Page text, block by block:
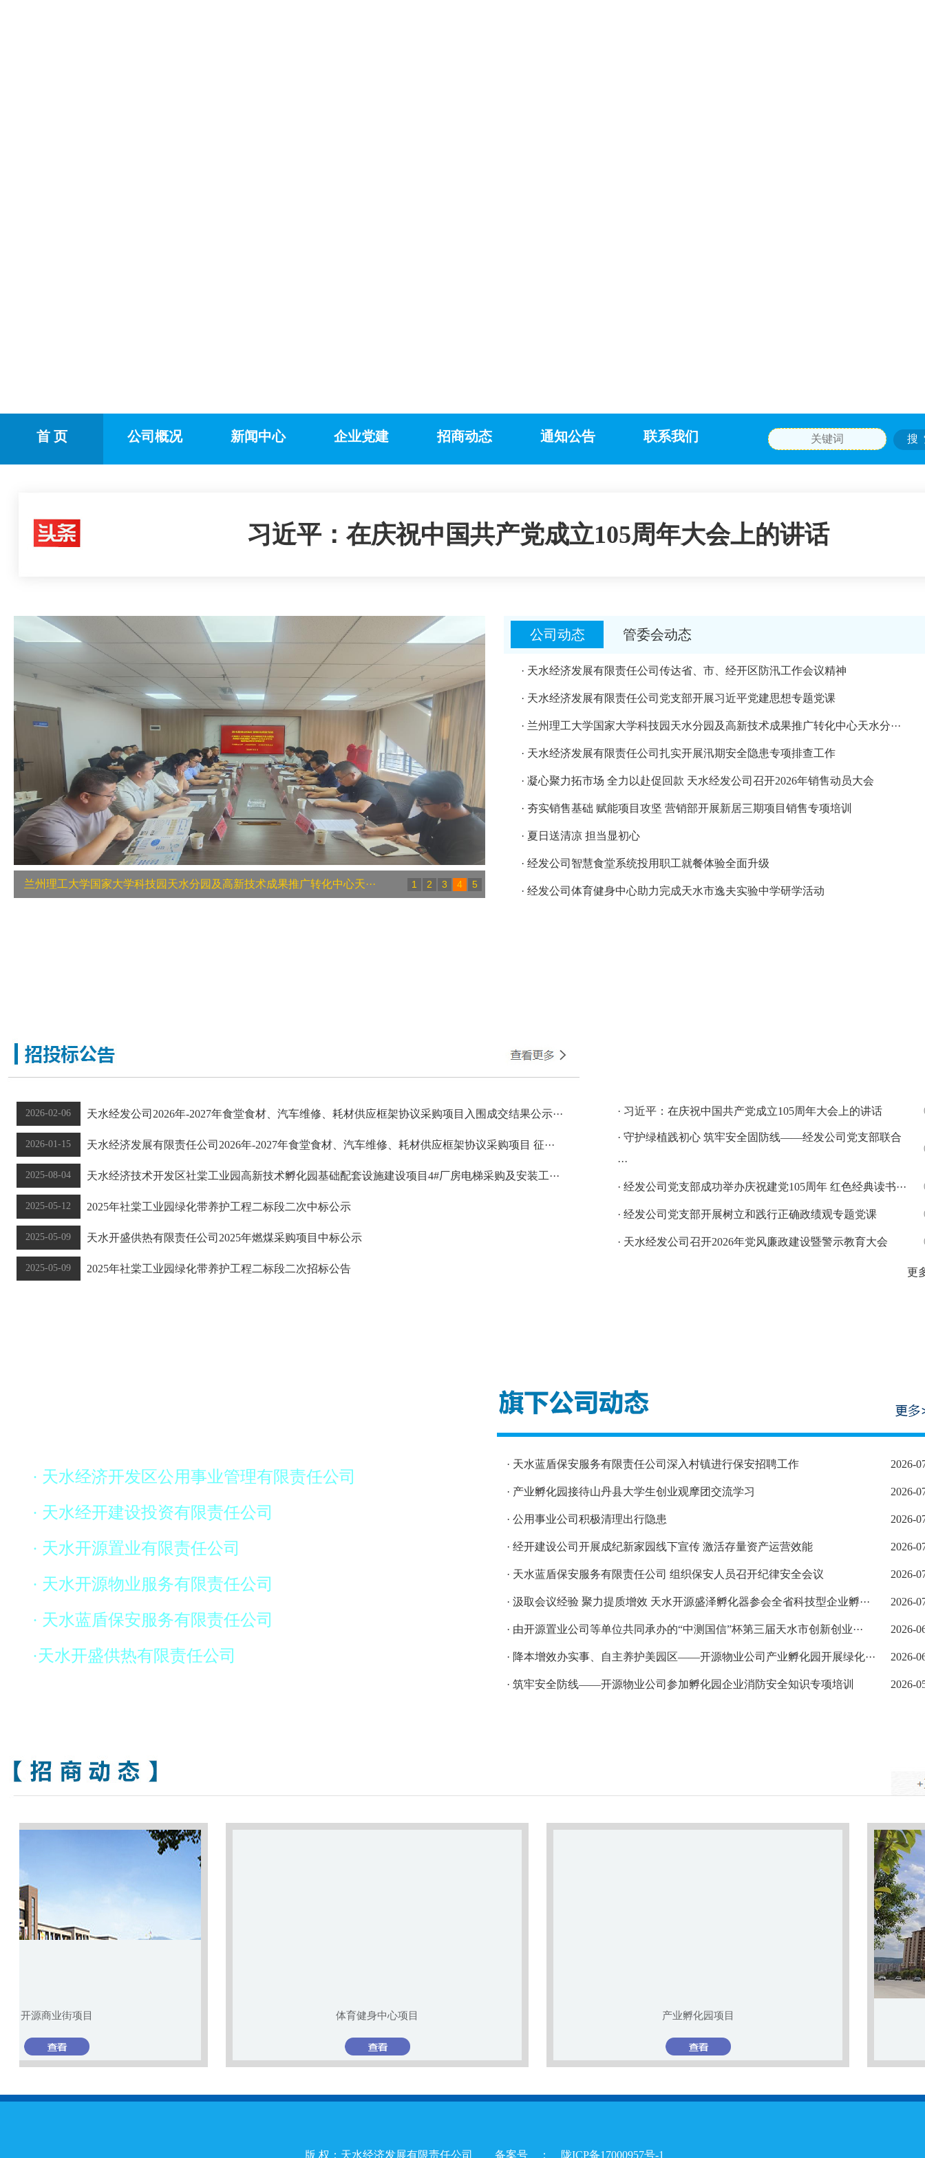
首 页 公司概况 新闻中心 企业党建 招商动态 通知公告 联系我们
习近平：在庆祝中国共产党成立105周年大会上的讲话
兰州理工大学国家大学科技园天水分园及高新技术成果推广转化中心天··· 1 2 3 4 5
公司动态 管委会动态
· 天水经济发展有限责任公司传达省、市、经开区防汛工作会议精神
· 天水经济发展有限责任公司党支部开展习近平党建思想专题党课
· 兰州理工大学国家大学科技园天水分园及高新技术成果推广转化中心天水分···
· 天水经济发展有限责任公司扎实开展汛期安全隐患专项排查工作
· 凝心聚力拓市场 全力以赴促回款 天水经发公司召开2026年销售动员大会
· 夯实销售基础 赋能项目攻坚 营销部开展新居三期项目销售专项培训
· 夏日送清凉 担当显初心
· 经发公司智慧食堂系统投用职工就餐体验全面升级
· 经发公司体育健身中心助力完成天水市逸夫实验中学研学活动
2026-02-06 天水经发公司2026年-2027年食堂食材、汽车维修、耗材供应框架协议采购项目入围成交结果公示···
2026-01-15 天水经济发展有限责任公司2026年-2027年食堂食材、汽车维修、耗材供应框架协议采购项目 征···
2025-08-04 天水经济技术开发区社棠工业园高新技术孵化园基础配套设施建设项目4#厂房电梯采购及安装工···
2025-05-12 2025年社棠工业园绿化带养护工程二标段二次中标公示
2025-05-09 天水开盛供热有限责任公司2025年燃煤采购项目中标公示
2025-05-09 2025年社棠工业园绿化带养护工程二标段二次招标公告
· 习近平：在庆祝中国共产党成立105周年大会上的讲话
· 守护绿植践初心 筑牢安全固防线——经发公司党支部联合
···
· 经发公司党支部成功举办庆祝建党105周年 红色经典读书···
· 经发公司党支部开展树立和践行正确政绩观专题党课
· 天水经发公司召开2026年党风廉政建设暨警示教育大会
更
· 天水经济开发区公用事业管理有限责任公司
· 天水经开建设投资有限责任公司
· 天水开源置业有限责任公司
· 天水开源物业服务有限责任公司
· 天水蓝盾保安服务有限责任公司
·天水开盛供热有限责任公司
· 天水蓝盾保安服务有限责任公司深入村镇进行保安招聘工作 2026-
· 产业孵化园接待山丹县大学生创业观摩团交流学习 2026-
· 公用事业公司积极清理出行隐患 2026-
· 经开建设公司开展成纪新家园线下宣传 激活存量资产运营效能 2026-
· 天水蓝盾保安服务有限责任公司 组织保安人员召开纪律安全会议 2026-
· 汲取会议经验 聚力提质增效 天水开源盛泽孵化器参会全省科技型企业孵··· 2026-
· 由开源置业公司等单位共同承办的“中测国信”杯第三届天水市创新创业··· 2026-
· 降本增效办实事、自主养护美园区——开源物业公司产业孵化园开展绿化··· 2026-
· 筑牢安全防线——开源物业公司参加孵化园企业消防安全知识专项培训 2026-
天水经开建设投资发展有限责任公司项目
版 权：天水经济发展有限责任公司 备案号 ： 陇ICP备17000957号-1